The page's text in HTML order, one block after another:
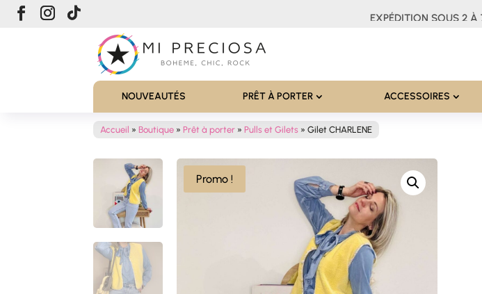
EXPÉDITION SOUS 2 À
NOUVEAUTÉS PRÊT À PORTER ACCESSOIRES
Accueil »Boutique »Prêt à porter »Pulls et Gilets »Gilet CHARLENE
Promo !